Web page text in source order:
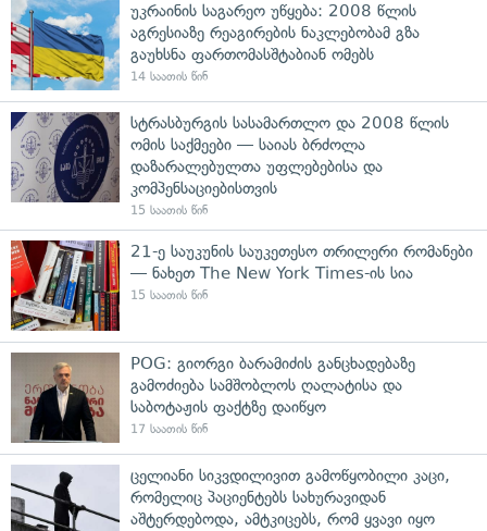
უკრაინის საგარეო უწყება: 2008 წლის
აგრესიაზე რეაგირების ნაკლებობამ გზა
გაუხსნა ფართომასშტაბიან ომებს
14 საათის წინ
სტრასბურგის სასამართლო და 2008 წლის
ომის საქმეები — საიას ბრძოლა
დაზარალებულთა უფლებებისა და
კომპენსაციებისთვის
15 საათის წინ
21-ე საუკუნის საუკეთესო თრილერი რომანები
— ნახეთ The New York Times-ის სია
15 საათის წინ
POG: გიორგი ბარამიძის განცხადებაზე
გამოძიება სამშობლოს ღალატისა და
საბოტაჟის ფაქტზე დაიწყო
17 საათის წინ
ცელიანი სიკვდილივით გამოწყობილი კაცი,
რომელიც პაციენტებს სახურავიდან
აშტერდებოდა, ამტკიცებს, რომ ყვავი იყო